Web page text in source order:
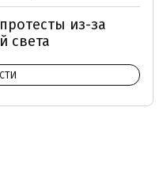
из-за
света